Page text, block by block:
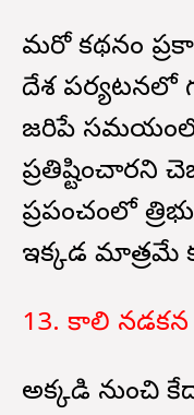
మరో కథనం
దేశ పర్యటనలో
జరిపే సమయంలో
ప్రతిష్టించారని
ప్రపంచంలో
ఇక్కడ మాత్రమే
13. కాలి నడకన
అక్కడి నుంచి